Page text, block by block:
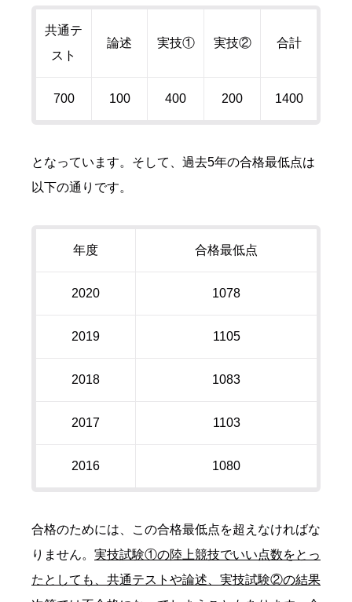
共通テ
スト
論述 実技① 実技② 合計
700 100 400 200 1400
となっています。そして、過去5年の合格最低点は
以下の通りです。
年度 合格最低点
2020 1078
2019 1105
2018 1083
2017 1103
2016 1080
合格のためには、この合格最低点を超えなければな
りません。 実技試験①の陸上競技でいい点数をとっ
たとしても、共通テストや論述、実技試験②の結果